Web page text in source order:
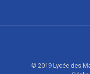
© 2019 Lycée des